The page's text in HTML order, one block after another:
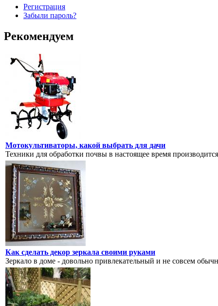
Регистрация
Забыли пароль?
Рекомендуем
Мотокультиваторы, какой выбрать для дачи
Техники для обработки почвы в настоящее время
Как сделать декор зеркала своими руками
Зеркало в доме - довольно привлекательный и не совсем